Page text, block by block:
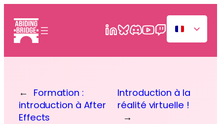
au
contenu
← Formation :
introduction à After
Effects
Introduction à la
réalité virtuelle !
→